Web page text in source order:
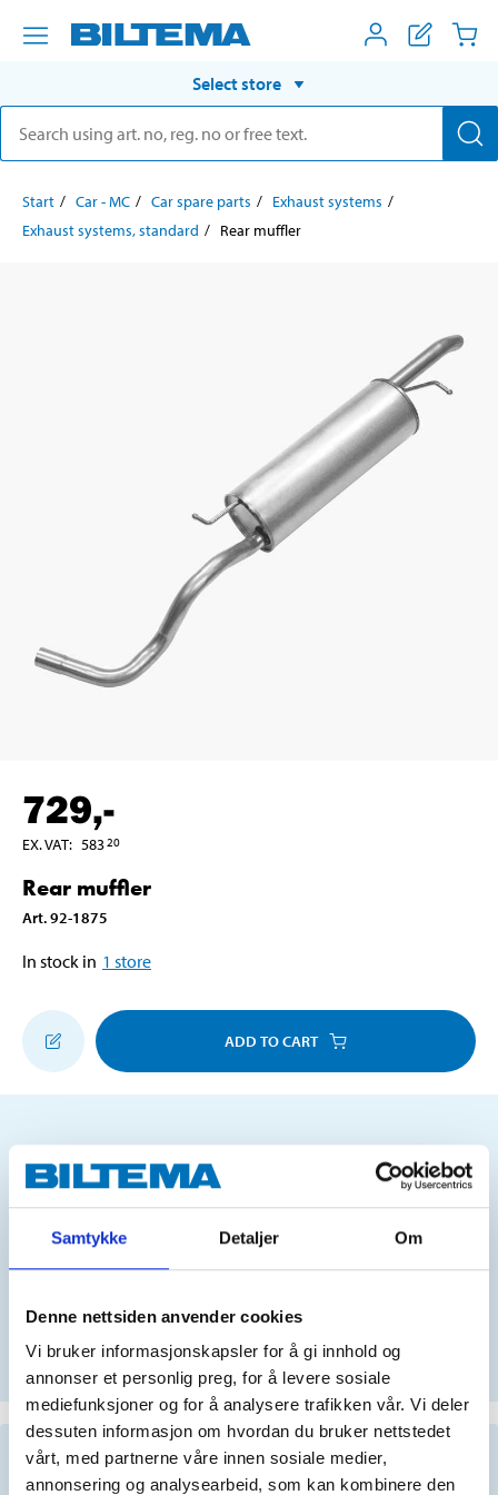
Samtykke Detaljer Om
Denne nettsiden anvender cookies
Vi bruker informasjonskapsler for å gi innhold og
annonser et personlig preg, for å levere sosiale
mediefunksjoner og for å analysere trafikken vår. Vi deler
dessuten informasjon om hvordan du bruker nettstedet
vårt, med partnerne våre innen sosiale medier,
annonsering og analysearbeid, som kan kombinere den
Select store
Start Car - MC Car spare parts
Exhaust systems
Exhaust systems, standard
Rear muffler
729,-
EX. VAT: 58320
Rear muffler
Art.92-1875
In stock in 1 store
ADD TO CART
Does this product fit your vehicle?
N
No registration number?
SELECT CAR MANUALLY
Important information when searching for spare
parts by reg. number and service recommendations.